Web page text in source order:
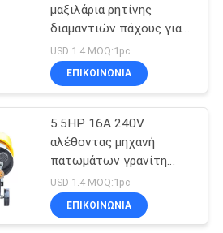
μαξιλάρια ρητίνης
διαμαντιών πάχους για
τη συγκεκριμένη
γυαλίζοντας μηχανή
USD 1.4 MOQ:1pc
ΕΠΙΚΟΙΝΩΝΊΑ
5.5HP 16A 240V
αλέθοντας μηχανή
πατωμάτων γρανίτη
συγκεκριμένη μαρμάρινη
USD 1.4 MOQ:1pc
ΕΠΙΚΟΙΝΩΝΊΑ